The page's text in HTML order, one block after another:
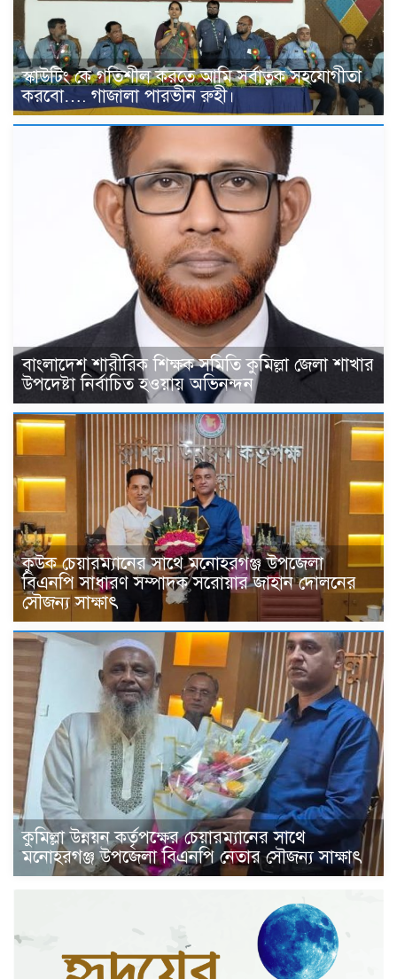
স্কাউটিং কে গতিশীল করতে আমি সর্বাত্নক সহযোগীতা
করবো…. গাজালা পারভীন রুহী।
বাংলাদেশ শারীরিক শিক্ষক সমিতি কুমিল্লা জেলা শাখার
উপদেষ্টা নির্বাচিত হওয়ায় অভিনন্দন
কুউক চেয়ারম্যানের সাথে মনোহরগঞ্জ উপজেলা
বিএনপি সাধারণ সম্পাদক সরোয়ার জাহান দোলনের
সৌজন্য সাক্ষাৎ
কুমিল্লা উন্নয়ন কর্তৃপক্ষের চেয়ারম্যানের সাথে
মনোহরগঞ্জ উপজেলা বিএনপি নেতার সৌজন্য সাক্ষাৎ